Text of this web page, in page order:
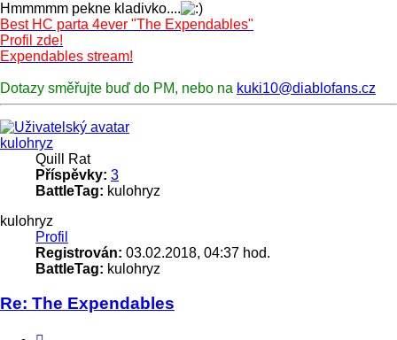
Hmmmmm pekne kladivko....
Best HC parta 4ever "The Expendables"
Profil zde!
Expendables stream!
Dotazy směřujte buď do PM, nebo na kuki10@diablofans.cz
Nahoru
kulohryz
Quill Rat
Příspěvky: 3
BattleTag: kulohryz
kulohryz
Profil
Registrován: 03.02.2018, 04:37 hod.
BattleTag: kulohryz
Re: The Expendables